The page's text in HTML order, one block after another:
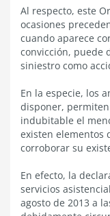
Al respecto, este
ocasiones
cuando aparece
convicción, puede
siniestro como
En la especie, los
disponer,
indubitable el
existen elementos
corroborar su
En efecto, la
servicios
agosto de 2013 a